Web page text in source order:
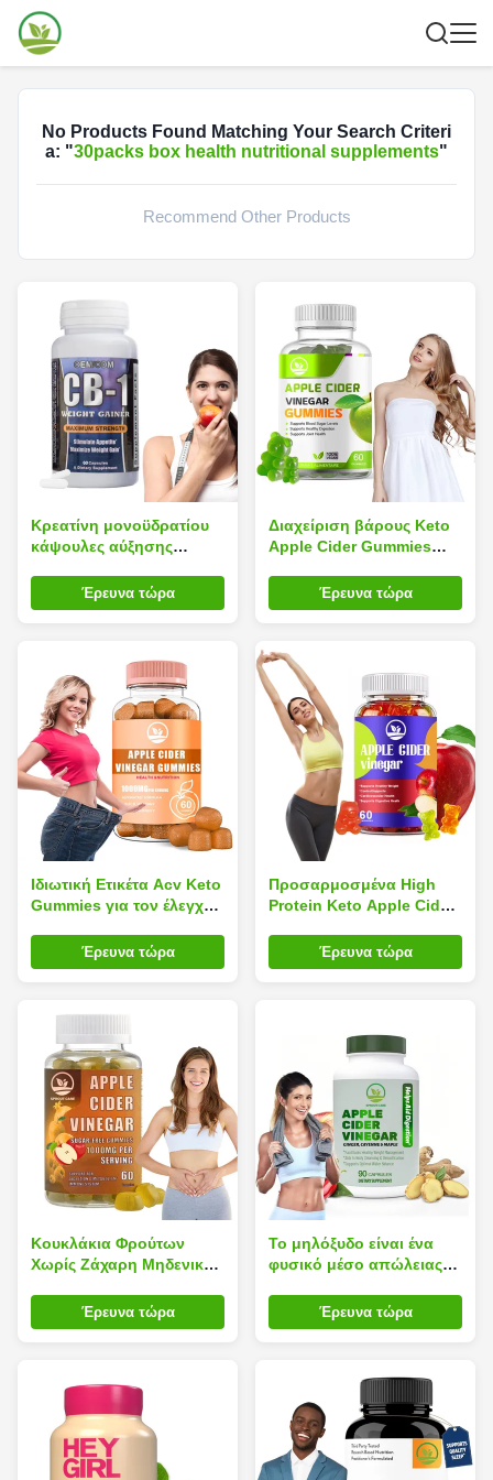
No Products Found Matching Your Search Criteri
a: "30packs box health nutritional supplements"
Recommend Other Products
Κρεατίνη μονοϋδρατίου
κάψουλες αύξησης
ανάπτυξη των μυών
Έρευνα τώρα
Διαχείριση βάρους Keto
Apple Cider Gummies
βιταμίνη B12Έρευνα τώρα
Ιδιωτική Ετικέτα Acv Keto
Gummies για τον έλεγχο
λίπους 60 Gummies
Έρευνα τώρα
Προσαρμοσμένα High
Protein Keto Apple Cider
να καίει λίπος
Έρευνα τώρα
Κουκλάκια Φρούτων
Χωρίς Ζάχαρη Μηδενικές
Καύσης λίπους
Κατασταλτικό της όρεξης
Έρευνα τώρα
Το μηλόξυδο είναι ένα
φυσικό μέσο απώλειας
Έρευνα τώρα